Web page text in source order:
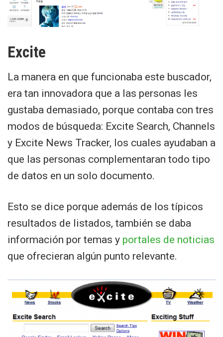
Excite
La manera en que funcionaba este buscador,
era tan innovadora que a las personas les
gustaba demasiado, porque contaba con tres
modos de búsqueda: Excite Search, Channels
y Excite News Tracker, los cuales ayudaban a
que las personas complementaran todo tipo
de datos en un solo documento.
Esto se dice porque además de los típicos
resultados de listados, también se daba
información por temas y portales de noticias
que ofrecieran algún punto relevante.